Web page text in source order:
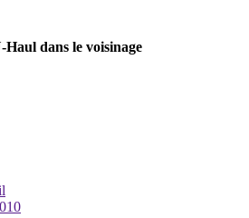
Haul dans le voisinage